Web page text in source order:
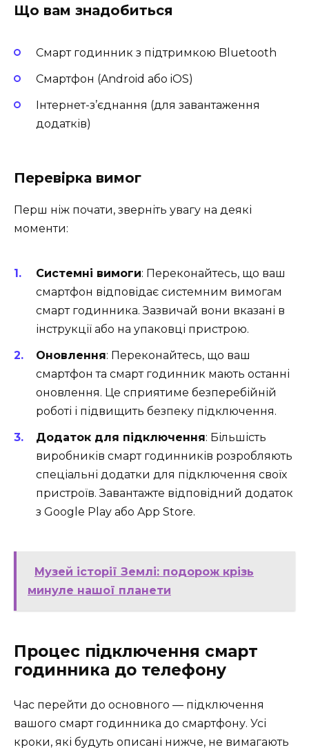
Що вам знадобиться
Смарт годинник з підтримкою Bluetooth
Смартфон (Android або iOS)
Інтернет-з’єднання (для завантаження
додатків)
Перевірка вимог
Перш ніж почати, зверніть увагу на деякі
моменти:
Системні вимоги: Переконайтесь, що ваш
смартфон відповідає системним вимогам
смарт годинника. Зазвичай вони вказані в
інструкції або на упаковці пристрою.
Оновлення: Переконайтесь, що ваш
смартфон та смарт годинник мають останні
оновлення. Це сприятиме безперебійній
роботі і підвищить безпеку підключення.
Додаток для підключення: Більшість
виробників смарт годинників розробляють
спеціальні додатки для підключення своїх
пристроїв. Завантажте відповідний додаток
з Google Play або App Store.
Музей історії Землі: подорож крізь
минуле нашої планети
Процес підключення смарт
годинника до телефону
Час перейти до основного — підключення
вашого смарт годинника до смартфону. Усі
кроки, які будуть описані нижче, не вимагають